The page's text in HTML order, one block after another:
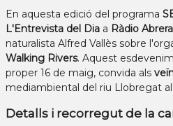
En aquesta edició del programa
L'Entrevista del Dia a Ràdio Abrera
naturalista Alfred Vallès sobre
Walking Rivers. Aquest
proper 16 de maig, convida als
mediambiental del riu Llobregat
Detalls i recorregut de la